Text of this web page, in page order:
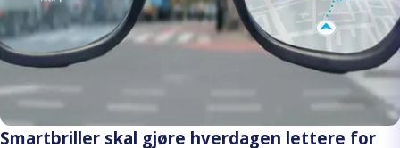
Smartbriller skal gjøre hverdagen lettere for